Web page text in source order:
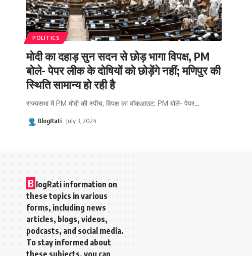
POLITICS
मोदी का दहाड़ सुन सदन से छोड़ भागा विपक्ष, PM
बोले- पेपर लीक के दोषियों को छोड़ेंगे नहीं; मणिपुर की
स्थिति सामान्य हो रही है
राज्यसभा में PM मोदी की स्पीच, विपक्ष का वॉकआउट: PM बोले- पेपर…
BlogRati July 3, 2024
B logRati information on
these topics in various
forms, including news
articles, blogs, videos,
podcasts, and social media.
To stay informed about
these subjects, you can